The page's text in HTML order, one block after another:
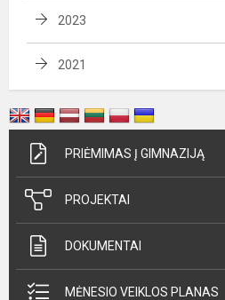
2023
2021
PRIĖMIMAS Į GIMNAZIJĄ
PROJEKTAI
DOKUMENTAI
MĖNESIO VEIKLOS PLANAS